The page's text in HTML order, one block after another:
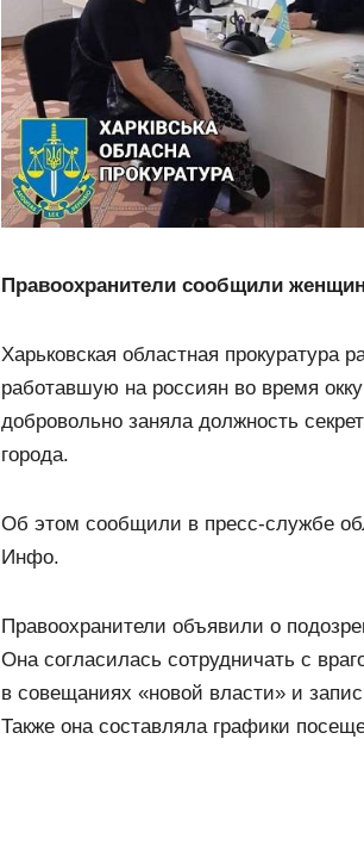
Правоохранители сообщили
Харьковская областная прокуратура
работавшую на россиян во время
добровольно заняла должность
города.
Об этом сообщили в пресс-службе
Инфо.
Правоохранители объявили о
Она согласилась сотрудничать с
в совещаниях «новой власти» и
Также она составляла графики